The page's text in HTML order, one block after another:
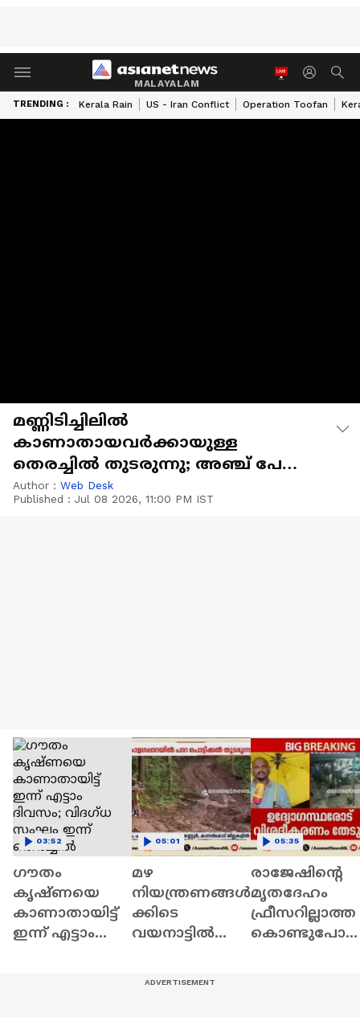
MALAYALAM
TRENDING : Kerala Rain US - Iran Conflict Operation Toofan
മണ്ണിടിച്ചിലിൽ
കാണാതായവർക്കായുള്ള
തെരച്ചിൽ തുടരുന്നു; അഞ്ച് പേരും
കമ്പനി ജീവനക്കാർ
Author : Web Desk
Published : Jul 08 2026, 11:00 PM IST
ഗൗതം
കൃഷ്ണയെ
കാണാതായിട്ട്
ഇന്ന് എട്ടാം
03:52
മഴ
നിയന്ത്രണങ്ങൾ
ക്കിടെ
വയനാട്ടിൽ
05:01
രാജേഷിന്റെ
മൃതദേഹം
ഫ്രീസറില്ലാത്ത
05:35